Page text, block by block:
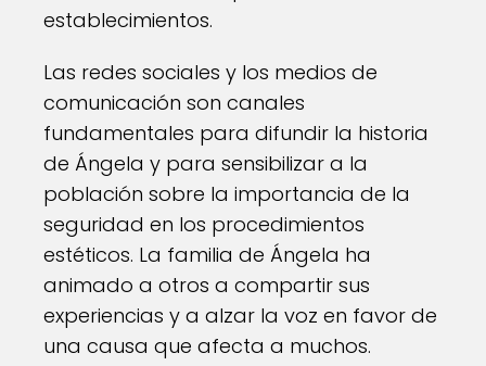
establecimientos.
Las redes sociales y los medios de
comunicación son canales
fundamentales para difundir la historia
de Ángela y para sensibilizar a la
población sobre la importancia de la
seguridad en los procedimientos
estéticos. La familia de Ángela ha
animado a otros a compartir sus
experiencias y a alzar la voz en favor de
una causa que afecta a muchos.